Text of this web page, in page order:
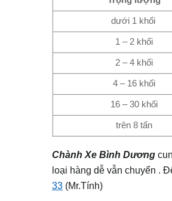
dưới 1 khối
1 – 2 khối
2 – 4 khối
4 – 16 khối
16 – 30 khối
trên 8 tấn
Chành Xe Bình Dương
loại hàng dễ vẫn chuyển .
33 (Mr.Tính)